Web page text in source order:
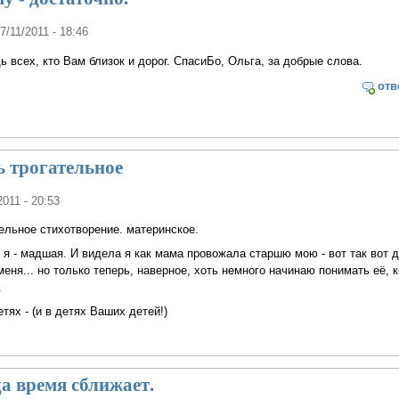
11/2011 - 18:46
всех, кто Вам близок и дорог. СпасиБо, Ольга, за добрые слова.
- 20:53
стихотворение. материнское.
- мадшая. И видела я как мама провожала старшю мою - вот так вот
но только теперь, наверное, хоть немного начинаю понимать её,
- (и в детях Ваших детей!)
время сближает.